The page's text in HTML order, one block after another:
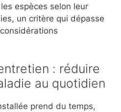
espèces selon leur
un critère qui dépasse
: réduire
au quotidien
prend du temps,